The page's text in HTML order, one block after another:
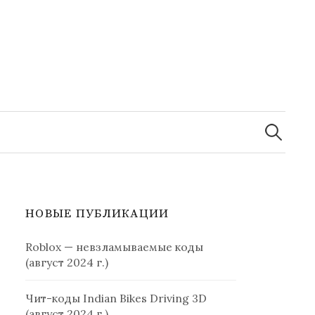
Найти:
НОВЫЕ ПУБЛИКАЦИИ
Roblox — невзламываемые коды
(август 2024 г.)
Чит-коды Indian Bikes Driving 3D